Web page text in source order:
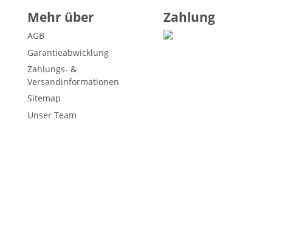
Mehr über
AGB
Garantieabwicklung
Zahlungs- &
Versandinformationen
Sitemap
Unser Team
Zahlung